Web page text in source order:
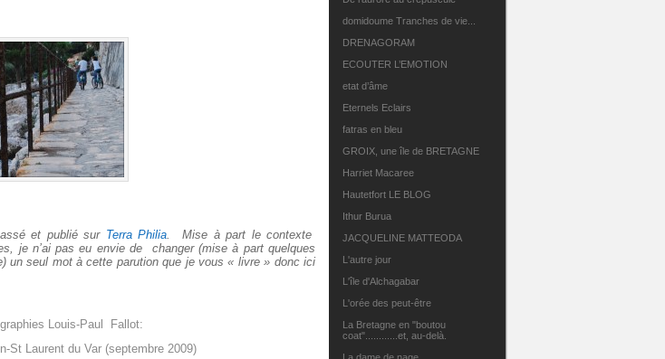
domidoume Tranches de vie...
DRENAGORAM
ECOUTER L’EMOTION
etat d’âme
Eternels Eclairs
fatras en bleu
GROIX, une île de BRETAGNE
Harriet Macaree
Hautetfort LE BLOG
Ithur Burua
JACQUELINE MATTEODA
L'autre jour
L'île d'Alchagabar
L'orée des peut-être
La Bretagne en "boutou
coat"............et, au-delà.
et publié sur Terra Philia . Mise à part le contexte
je n’ai pas eu envie de changer (mise à part quelques
un seul mot à cette parution que je vous « livre » donc ici
Louis-Paul Fallot:
-St Laurent du Var (septembre 2009)